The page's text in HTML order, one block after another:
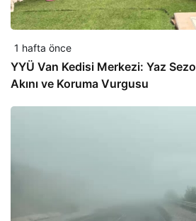
1 hafta önce
YYÜ Van Kedisi Merkezi: Yaz
Akını ve Koruma Vurgusu